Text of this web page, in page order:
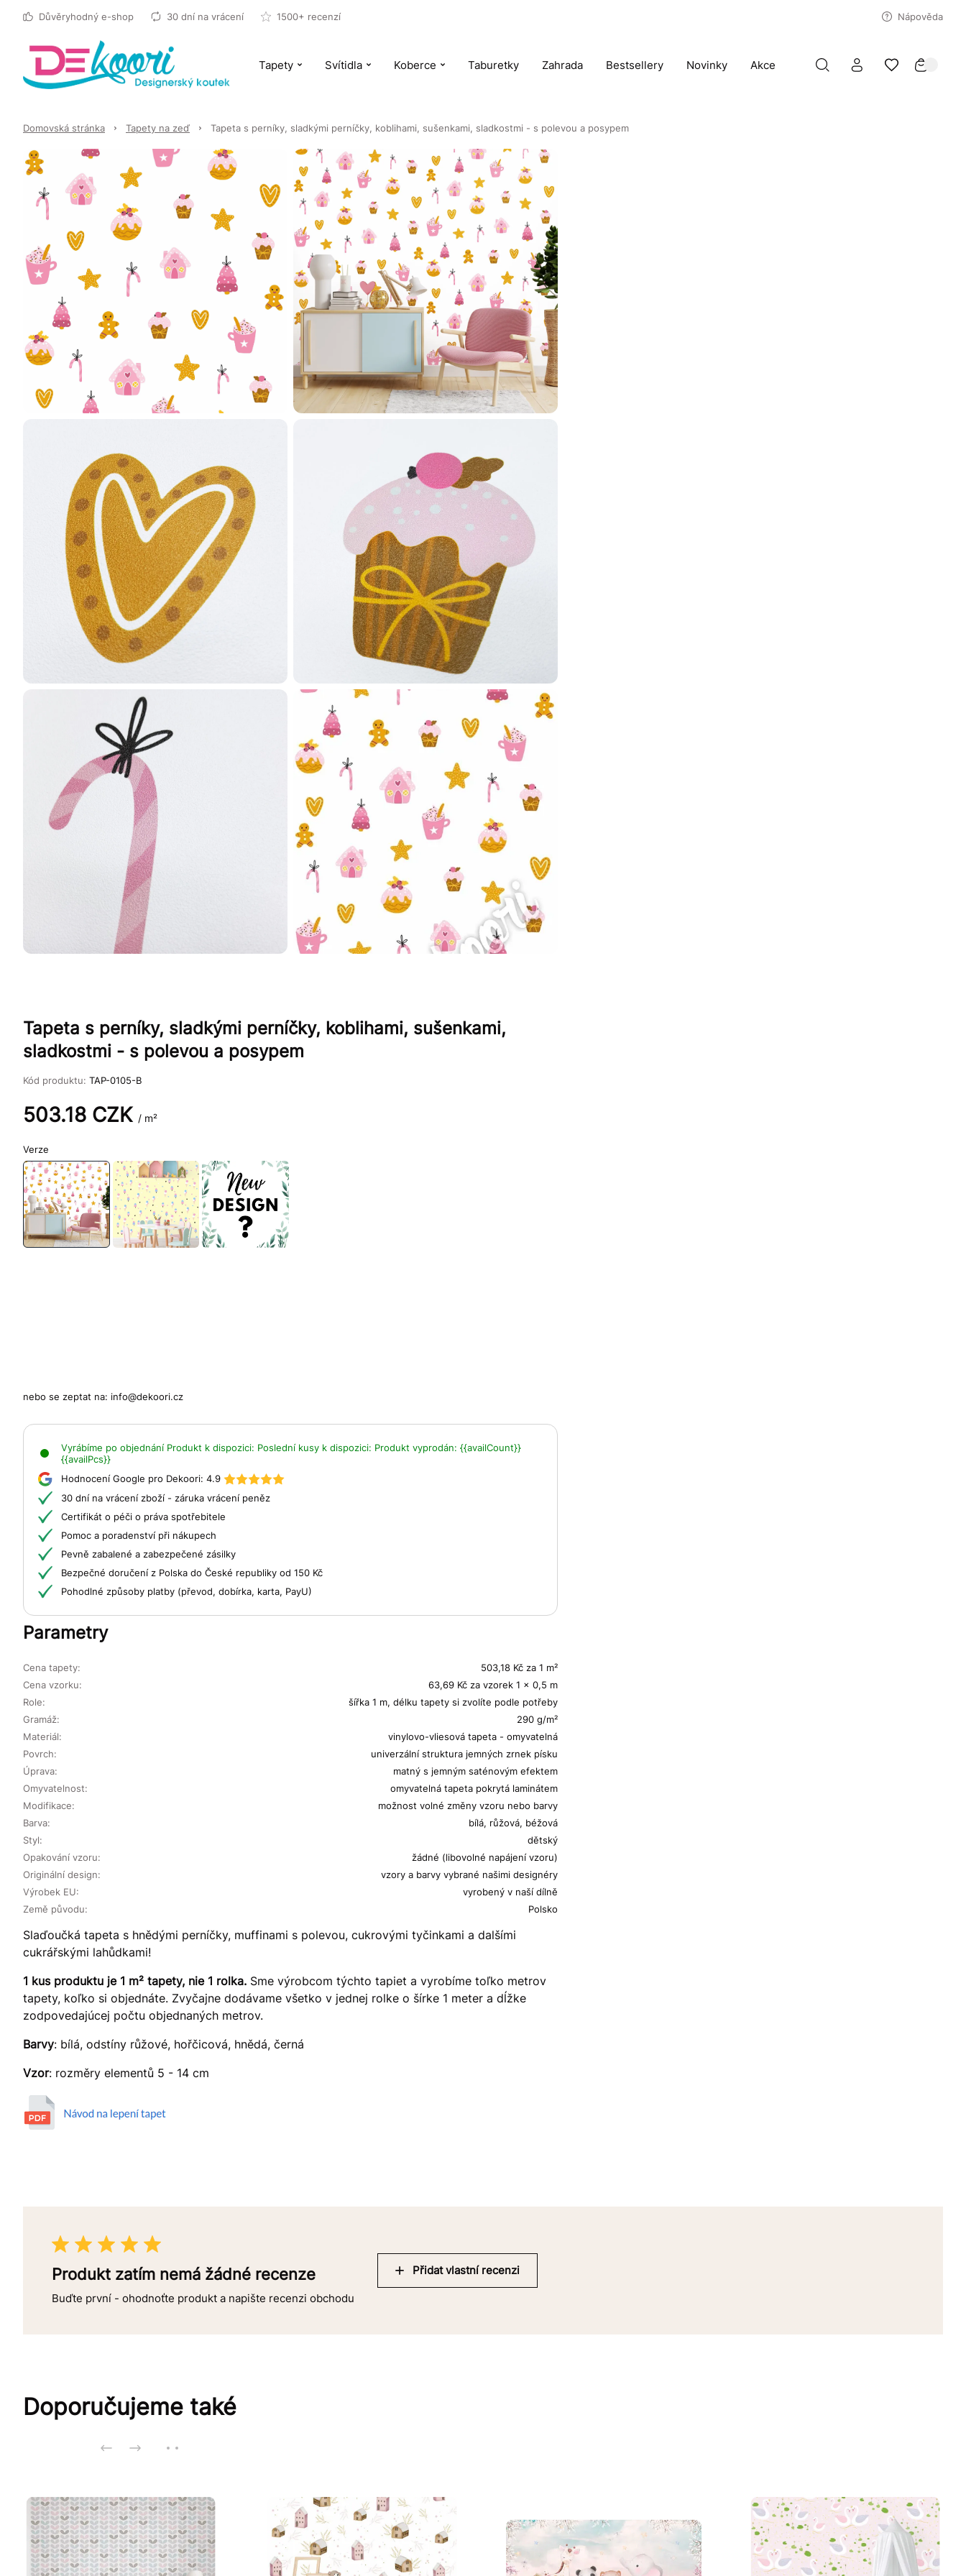
Důvěryhodný e-shop 30 dní na vrácení 1500+ recenzí Nápověda
Tapety Svítidla Koberce Taburetky Zahrada Bestsellery Novinky Akce
Domovská stránka Tapety na zeď Tapeta s perníky, sladkými perníčky, koblihami, sušenkami, sladkostmi - s polevou a posypem
Tapeta s perníky, sladkými perníčky, koblihami, sušenkami,
sladkostmi - s polevou a posypem
Kód produktu: TAP-0105-B
503.18 CZK / m²
Verze
nebo se zeptat na: info@dekoori.cz
Vyrábíme po objednání Produkt k dispozici: Poslední kusy k dispozici: Produkt vyprodán: {{availCount}}
{{availPcs}}
Hodnocení Google pro Dekoori: 4.9
30 dní na vrácení zboží - záruka vrácení peněz
Certifikát o péči o práva spotřebitele
Pomoc a poradenství při nákupech
Pevně zabalené a zabezpečené zásilky
Bezpečné doručení z Polska do České republiky od 150 Kč
Pohodlné způsoby platby (převod, dobírka, karta, PayU)
Parametry
Cena tapety:
503,18 Kč za 1 m²
Cena vzorku:
63,69 Kč za vzorek 1 x 0,5 m
Role:
šířka 1 m, délku tapety si zvolíte podle potřeby
Materiál:
vinylovo-vliesová tapeta - omyvatelná
Povrch:
univerzální struktura jemných zrnek písku
Úprava:
matný s jemným saténovým efektem
Omyvatelnost:
omyvatelná tapeta pokrytá laminátem
Modifikace:
možnost volné změny vzoru nebo barvy
Barva:
bílá, růžová, béžová
Opakování vzoru:
žádné (libovolné napájení vzoru)
Originální design:
vzory a barvy vybrané našimi designéry
Výrobek EU:
vyrobený v naší dílně
Gramáž: 290 g/m²
Styl: dětský
Země původu: Polsko
Slaďoučká tapeta s hnědými perníčky, muffinami s polevou, cukrovými tyčinkami a dalšími
cukrářskými lahůdkami!
1 kus produktu je 1 m² tapety, nie 1 rolka. Sme výrobcom týchto tapiet a vyrobíme toľko metrov
tapety, koľko si objednáte. Zvyčajne dodávame všetko v jednej rolke o šírke 1 meter a dĺžke
zodpovedajúcej počtu objednaných metrov.
Barvy: bílá, odstíny růžové, hořčicová, hnědá, černá
Vzor: rozměry elementů 5 - 14 cm
Produkt zatím nemá žádné recenze
Buďte první - ohodnoťte produkt a napište recenzi obchodu
Přidat vlastní recenzi
Doporučujeme také